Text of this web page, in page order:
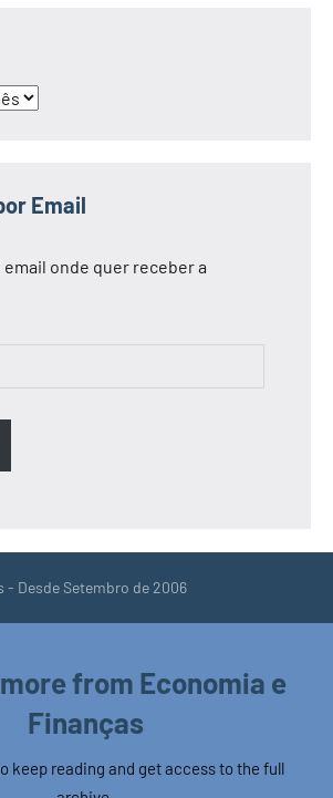
Email
email onde quer receber a
- Desde Setembro de 2006
from Economia e
Finanças
keep reading and get access to the full